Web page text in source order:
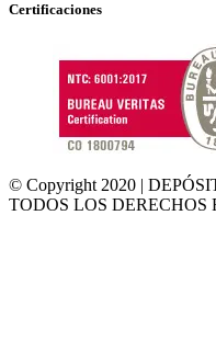
Certificaciones
© Copyright 2020 |
TODOS LOS DERECHOS